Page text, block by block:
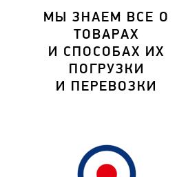
МЫ ЗНАЕМ ВСЕ О
ТОВАРАХ
И СПОСОБАХ ИХ
ПОГРУЗКИ
И ПЕРЕВОЗКИ